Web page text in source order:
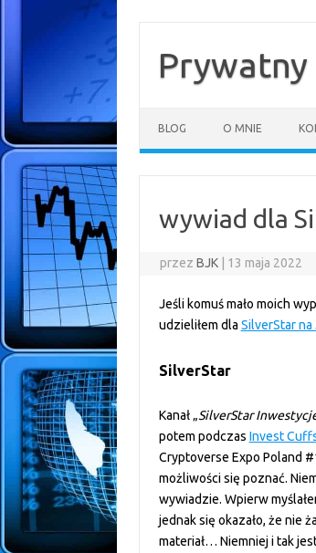
treściPrywatny
BLOG O MNIE
wywiad dla
przezBJK 13 maja 2022
Jeśli komuś mało moich
udzieliłem dla SilverStar na
SilverStar
Kanał „SilverStar
potem podczas Invest
Cryptoverse Expo Poland
możliwości się poznać.
wywiadzie. Wpierw
jednak się okazało, że nie
materiał… Niemniej i tak